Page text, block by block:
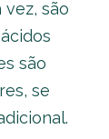
vez, são
são
se